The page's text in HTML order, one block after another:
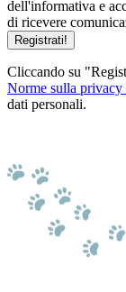
dell'informativa e
di ricevere
Registrati!
Cliccando su
Norme sulla
dati personali.